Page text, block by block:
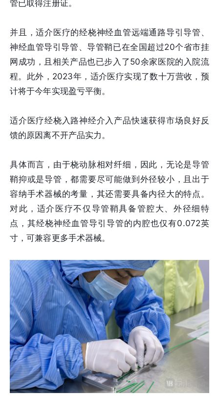
管已取得注册证。
并且，适介医疗的经桡神经血管远端通路导引导管、
神经血管导引导管、导管鞘已在全国超过20个省市挂
网成功，且相关产品也已步入了50余家医院的入院流
程。此外，2023年，适介医疗实现了数十万营收，预
计将于今年实现盈亏平衡。
适介医疗经桡入路神经介入产品快速获得市场良好反
馈的原因离不开产品实力。
具体而言，由于桡动脉相对纤细，因此，无论是导管
鞘抑或是导管，都需要尽可能做到外径较小，且出于
容纳手术器械的考量，其还需要具备内径大的特点。
对此，适介医疗不仅导管鞘具备管腔大、外径细特
点，其经桡神经血管导引导管的内腔也仅有0.072英
寸，可兼容更多手术器械。